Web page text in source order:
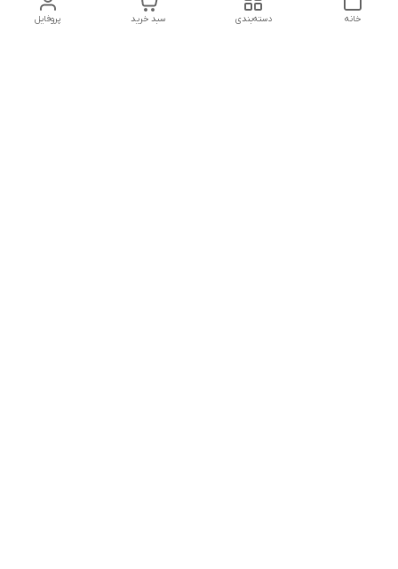
پروفایل سبد خرید دسته‌بندی خانه